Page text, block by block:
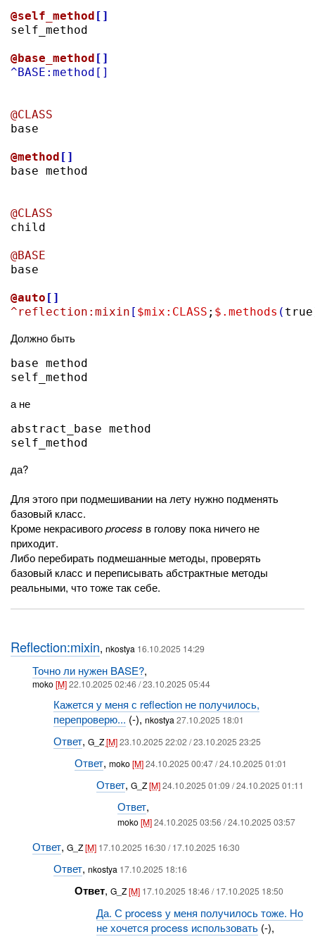
@self_method []
self_method
@base_method []
^BASE:method []
@CLASS
base
@method []
base method
@CLASS
child
@BASE
base
@auto []
^reflection:mixin [ $mix:CLASS ; $.methods ( true
Должно быть
base method
self_method
а не
abstract_base method
self_method
да?
Для этого при подмешивании на лету нужно подменять
базовый класс.
Кроме некрасивогоprocess в голову пока ничего не
приходит.
Либо перебирать подмешанные методы, проверять
базовый класс и переписывать абстрактные методы
реальными, что тоже так себе.
Reflection:mixin,nkostya 16.10.2025 14:29
Точно ли нужен BASE?,
moko[M] 22.10.2025 02:46 / 23.10.2025 05:44
Кажется у меня с reflection не получилось,
перепроверю... (-), nkostya 27.10.2025 18:01
Ответ, G_Z[M]23.10.2025 22:02 / 23.10.2025 23:25
Ответ,moko[M]24.10.2025 00:47 / 24.10.2025 01:01
Ответ, G_Z[M]24.10.2025 01:09 / 24.10.2025 01:11
Ответ,
moko[M]24.10.2025 03:56 / 24.10.2025 03:57
Ответ, G_Z[M] 17.10.2025 16:30 / 17.10.2025 16:30
Ответ, nkostya 17.10.2025 18:16
Ответ,G_Z[M] 17.10.2025 18:46 / 17.10.2025 18:50
Да. С process у меня получилось тоже. Но
не хочется process использовать(-),